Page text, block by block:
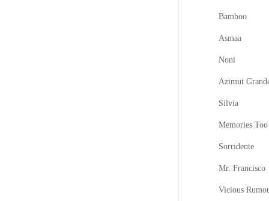
Bamboo
Asmaa
Noni
Azimut
Silvia
Memories Too
Sorridente
Mr. Francisco
Vicious